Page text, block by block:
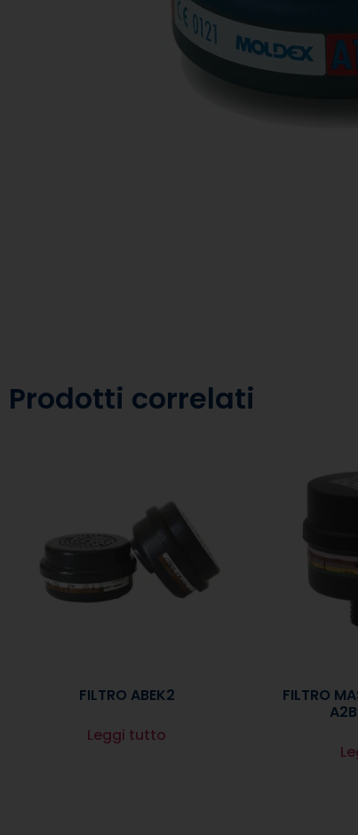
Prodotti correlati
FILTRO ABEK2
Leggi tutto
FILTRO